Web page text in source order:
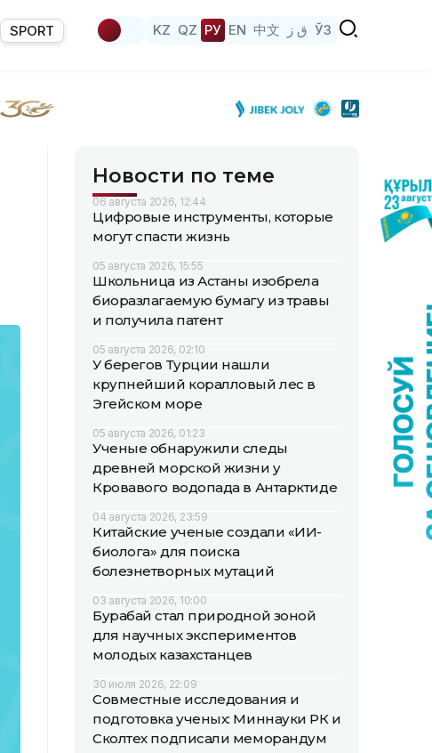
SPORT KZ QZ РУ EN 中文 ق ز ЎЗ
Новости по теме
06 августа 2026, 12:44
Цифровые инструменты, которые
могут спасти жизнь
05 августа 2026, 15:55
Школьница из Астаны изобрела
биоразлагаемую бумагу из травы
и получила патент
05 августа 2026, 02:10
У берегов Турции нашли
крупнейший коралловый лес в
Эгейском море
05 августа 2026, 01:23
Ученые обнаружили следы
древней морской жизни у
Кровавого водопада в Антарктиде
04 августа 2026, 23:59
Китайские ученые создали «ИИ-
биолога» для поиска
болезнетворных мутаций
03 августа 2026, 10:00
Бурабай стал природной зоной
для научных экспериментов
молодых казахстанцев
30 июля 2026, 22:09
Совместные исследования и
подготовка ученых: Миннауки РК и
Сколтех подписали меморандум